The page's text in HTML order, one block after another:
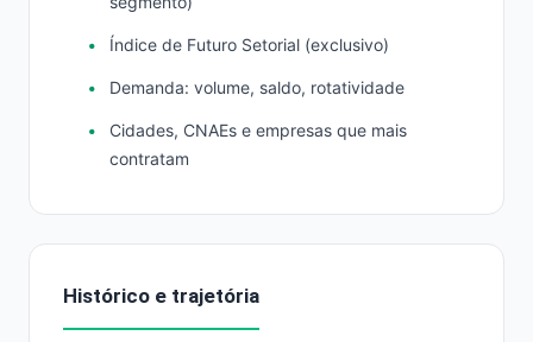
Índice de Futuro Setorial (exclusivo)
Demanda: volume, saldo, rotatividade
Cidades, CNAEs e empresas que mais
contratam
Histórico e trajetória